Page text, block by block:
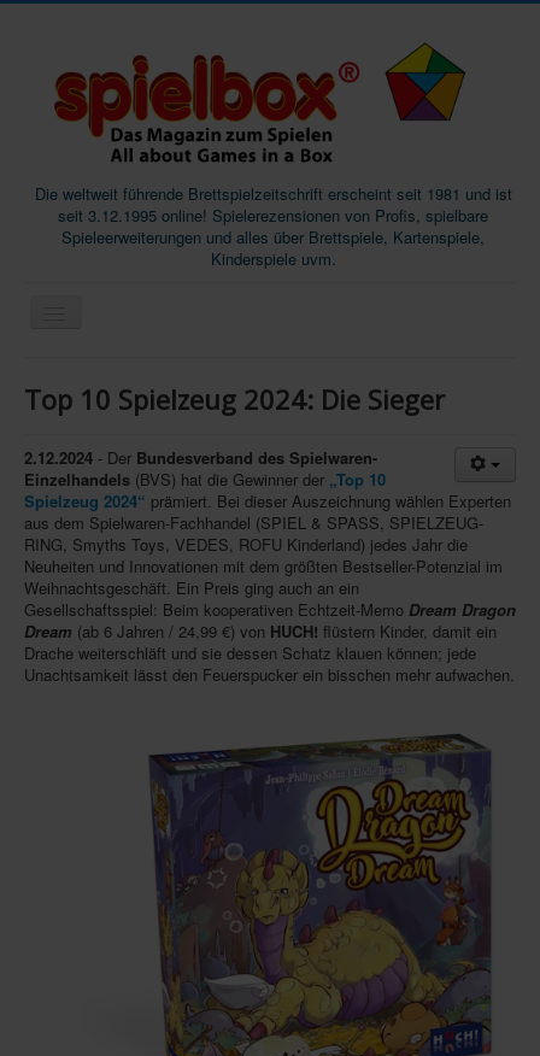
Die weltweit führende Brettspielzeitschrift erscheint seit 1981 und ist
seit 3.12.1995 online! Spielerezensionen von Profis, spielbare
Spieleerweiterungen und alles über Brettspiele, Kartenspiele,
Kinderspiele uvm.
Magazine
Abos/Subscriptions
Podcast
SpieleMag
Infos
Shop
Download spielbox Special 2025
Premium login
Neuheiten-New Games
Preise-Awards
Branchen-/Wirtschaftsnews
Top 10 Spielzeug 2024: Die Sieger
2.12.2024 - Der Bundesverband des Spielwaren-
Einzelhandels (BVS) hat die Gewinner der „Top 10
Spielzeug 2024“ prämiert. Bei dieser Auszeichnung wählen Experten
aus dem Spielwaren-Fachhandel (SPIEL & SPASS, SPIELZEUG-
RING, Smyths Toys, VEDES, ROFU Kinderland) jedes Jahr die
Neuheiten und Innovationen mit dem größten Bestseller-Potenzial im
Weihnachtsgeschäft. Ein Preis ging auch an ein
Gesellschaftsspiel: Beim kooperativen Echtzeit-Memo Dream Dragon
Dream (ab 6 Jahren / 24,99 €) von HUCH! flüstern Kinder, damit ein
Drache weiterschläft und sie dessen Schatz klauen können; jede
Unachtsamkeit lässt den Feuerspucker ein bisschen mehr aufwachen.